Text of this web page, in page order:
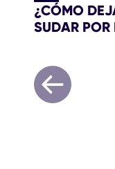
¿CÓMO
SUDAR